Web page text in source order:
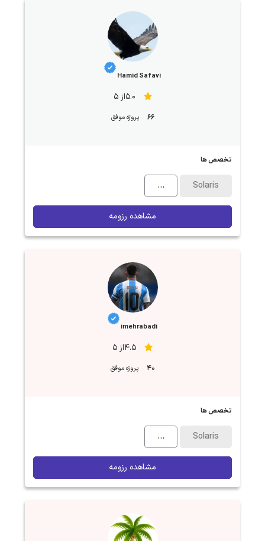
Hamid Safavi
5.0از 5
66 پروژه موفق
تخصص ها
Solaris
...
مشاهده رزومه
imehrabadi
4.5از 5
40 پروژه موفق
تخصص ها
Solaris
...
مشاهده رزومه